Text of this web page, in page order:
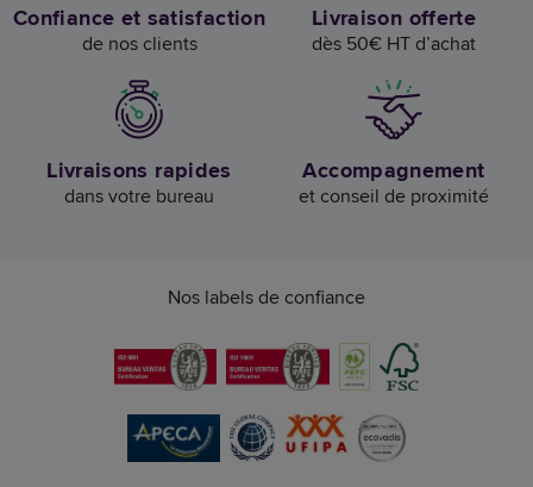
Confiance et satisfaction
de nos clients
Livraison offerte
dès 50€ HT d’achat
Livraisons rapides
dans votre bureau
Accompagnement
et conseil de proximité
Nos labels de confiance